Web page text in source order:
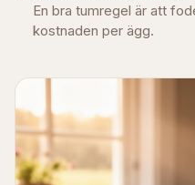
En bra tumregel är att
kostnaden per ägg.